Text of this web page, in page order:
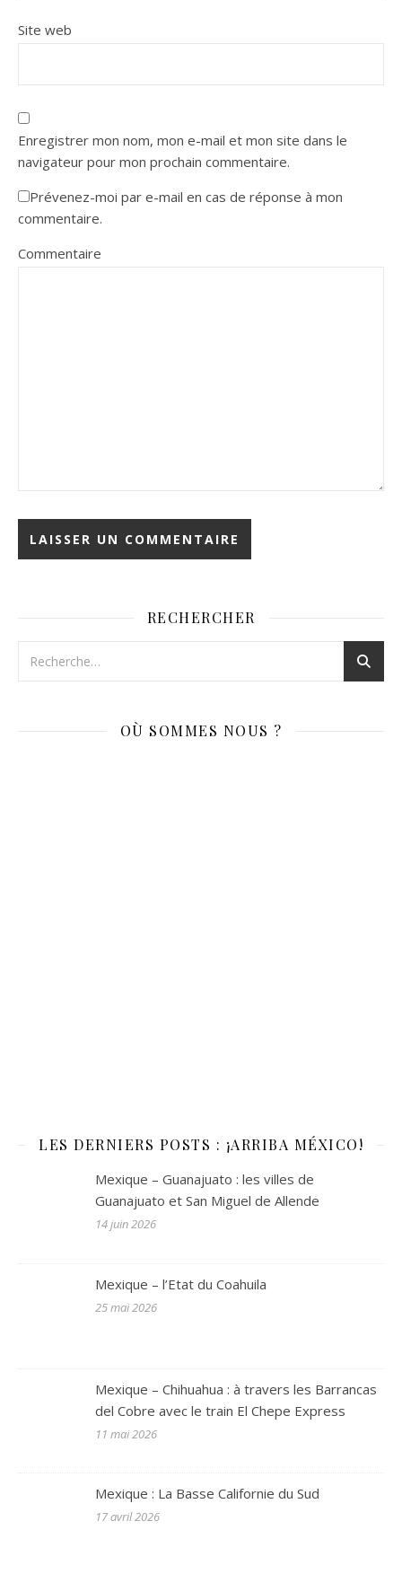
Site web
Enregistrer mon nom, mon e-mail et mon site dans le
navigateur pour mon prochain commentaire.
Prévenez-moi par e-mail en cas de réponse à mon
commentaire.
Commentaire
RECHERCHER
OÙ SOMMES NOUS ?
LES DERNIERS POSTS : ¡ARRIBA MÉXICO!
Mexique – Guanajuato : les villes de
Guanajuato et San Miguel de Allende
14 juin 2026
Mexique – l’Etat du Coahuila
25 mai 2026
Mexique – Chihuahua : à travers les Barrancas
del Cobre avec le train El Chepe Express
11 mai 2026
Mexique : La Basse Californie du Sud
17 avril 2026